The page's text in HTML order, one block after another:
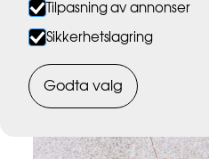
Tilpasning av annonser
Sikkerhetslagring
Godta valg